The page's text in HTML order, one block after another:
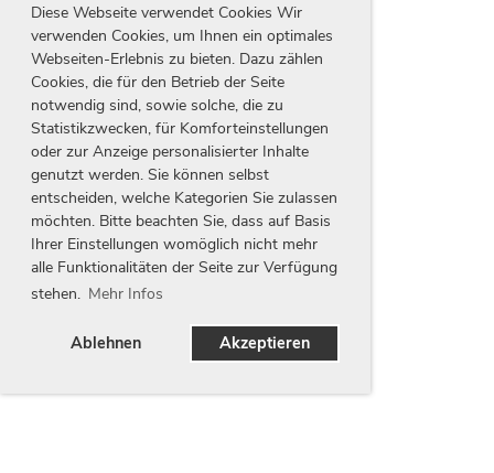
Diese Webseite verwendet Cookies Wir
verwenden Cookies, um Ihnen ein optimales
Webseiten-Erlebnis zu bieten. Dazu zählen
Cookies, die für den Betrieb der Seite
notwendig sind, sowie solche, die zu
Statistikzwecken, für Komforteinstellungen
oder zur Anzeige personalisierter Inhalte
genutzt werden. Sie können selbst
entscheiden, welche Kategorien Sie zulassen
möchten. Bitte beachten Sie, dass auf Basis
Ihrer Einstellungen womöglich nicht mehr
alle Funktionalitäten der Seite zur Verfügung
stehen. Mehr Infos
Ablehnen Akzeptieren